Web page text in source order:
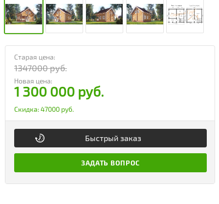
Старая цена:
1347000 руб.
Новая цена:
1 300 000 руб.
Скидка:47000 руб.
Быстрый заказ
ЗАДАТЬ ВОПРОС